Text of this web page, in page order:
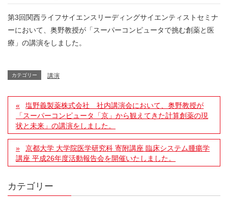
第3回関西ライフサイエンスリーディングサイエンティストセミナ
ーにおいて、奥野教授が「スーパーコンピュータで挑む創薬と医
療」の講演をしました。
カテゴリー 講演
塩野義製薬株式会社 社内講演会において、奥野教授が
「スーパーコンピュータ「京」から観えてきた計算創薬の現
状と未来」の講演をしました。
京都大学 大学院医学研究科 寄附講座 臨床システム腫瘍学
講座 平成26年度活動報告会を開催いたしました。
カテゴリー